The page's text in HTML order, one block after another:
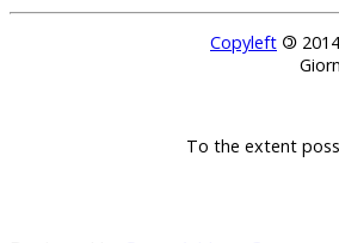
Copyleft ©
To the extent